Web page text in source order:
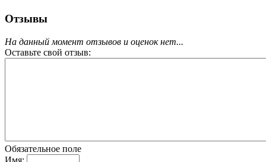
Отзывы
На данный момент отзывов и оценок нет...
Оставьте свой отзыв:
Обязательное поле